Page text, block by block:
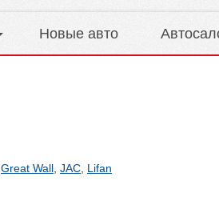
Новые авто
Great Wall JAC Lifan